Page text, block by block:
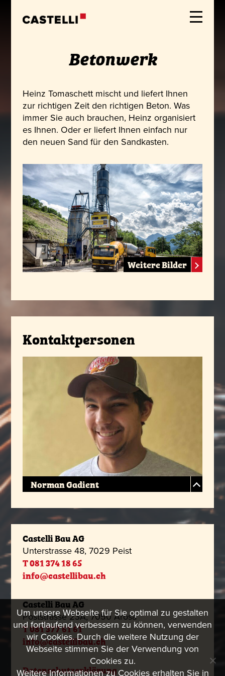
Betonwerk
Heinz Tomaschett mischt und liefert Ihnen
zur richtigen Zeit den richtigen Beton. Was
immer Sie auch brauchen, Heinz organisiert
es Ihnen. Oder er liefert Ihnen einfach nur
den neuen Sand für den Sandkasten.
Weitere Bilder
Kontaktpersonen
Norman Gadient
Castelli Bau AG
Unterstrasse 48, 7029 Peist
T 081 374 18 65
info@castellibau.ch
Castelli Bau AG
Poststrasse 23A, 7050 Arosa
T 081 377 61 61
info@castellibau.ch
Datenschutzerklärung
Um unsere Webseite für Sie optimal zu gestalten
und fortlaufend verbessern zu können, verwenden
wir Cookies. Durch die weitere Nutzung der
Webseite stimmen Sie der Verwendung von
Cookies zu.
Weitere Informationen zu Cookies erhalten Sie in